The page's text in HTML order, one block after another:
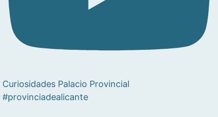
Curiosidades Palacio Provincial
#provinciadealicante